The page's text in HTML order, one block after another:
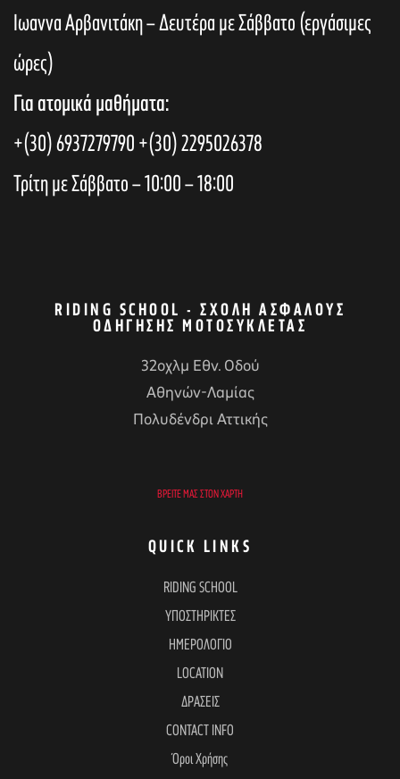
Ιωαννα Αρβανιτάκη – Δευτέρα με Σάββατο (εργάσιμες
ώρες)
Για ατομικά μαθήματα:
+(30) 6937279790+(30) 2295026378
Τρίτη με Σάββατο – 10:00 – 18:00
RIDING SCHOOL - ΣΧΟΛΉ ΑΣΦΑΛΟΎΣ
ΟΔΉΓΗΣΗΣ ΜΟΤΟΣΥΚΛΈΤΑΣ
32οχλμ Εθν. Οδού
Αθηνών-Λαμίας
Πολυδένδρι Αττικής
ΒΡΕΊΤΕ ΜΑΣ ΣΤΟΝ ΧΆΡΤΗ
QUICK LINKS
RIDING SCHOOL
ΥΠΟΣΤΗΡΙΚΤΕΣ
ΗΜΕΡΟΛΟΓΙΟ
LOCATION
ΔΡΑΣΕΙΣ
CONTACT INFO
Όροι Χρήσης